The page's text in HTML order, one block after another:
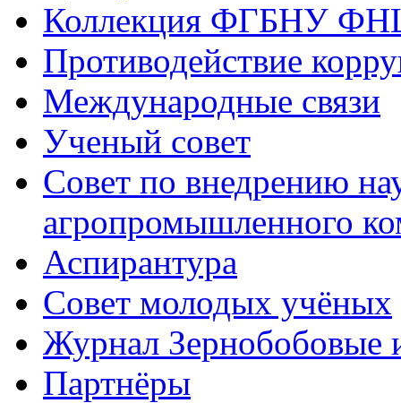
Коллекция ФГБНУ
Противодействие
Международные связи
Ученый совет
Совет по внедрению
агропромышленного
Аспирантура
Совет молодых учёных
Журнал Зернобобовые
Партнёры